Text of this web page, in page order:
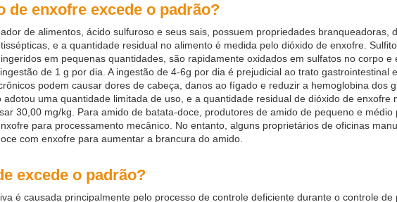
de enxofre excede o padrão?
de alimentos, ácido sulfuroso e seus sais, possuem propriedades branqueadoras,
e a quantidade residual no alimento é medida pelo dióxido de enxofre.
em pequenas quantidades, são rapidamente oxidados em sulfatos no corpo e
de 1 g por dia. A ingestão de 4-6g por dia é prejudicial ao trato gastrointestinal
podem causar dores de cabeça, danos ao fígado e reduzir a hemoglobina dos
adotou uma quantidade limitada de uso, e a quantidade residual de dióxido de enxofre
30,00 mg/kg. Para amido de batata-doce, produtores de amido de pequeno e
para processamento mecânico. No entanto, alguns proprietários de oficinas
com enxofre para aumentar a brancura do amido.
excede o padrão?
é causada principalmente pelo processo de controle deficiente durante o controle